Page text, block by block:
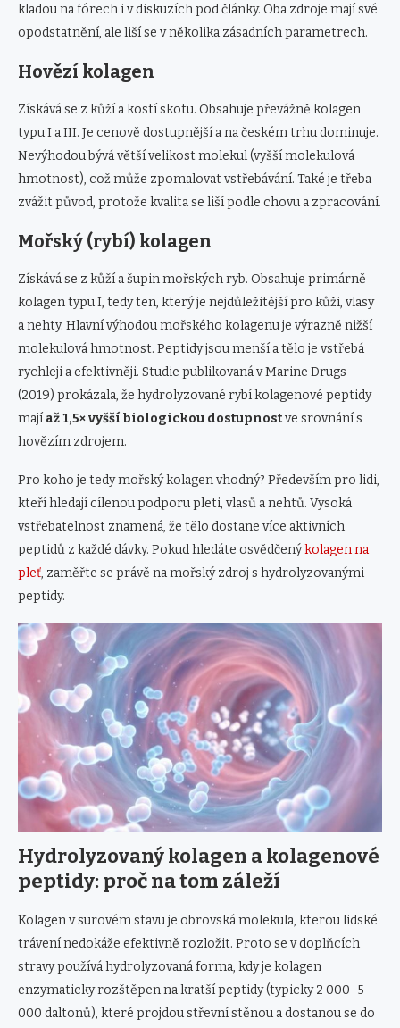
kladou na fórech i v diskuzích pod články. Oba zdroje mají své
opodstatnění, ale liší se v několika zásadních parametrech.
Hovězí kolagen
Získává se z kůží a kostí skotu. Obsahuje převážně kolagen
typu I a III. Je cenově dostupnější a na českém trhu dominuje.
Nevýhodou bývá větší velikost molekul (vyšší molekulová
hmotnost), což může zpomalovat vstřebávání. Také je třeba
zvážit původ, protože kvalita se liší podle chovu a zpracování.
Mořský (rybí) kolagen
Získává se z kůží a šupin mořských ryb. Obsahuje primárně
kolagen typu I, tedy ten, který je nejdůležitější pro kůži, vlasy
a nehty. Hlavní výhodou mořského kolagenu je výrazně nižší
molekulová hmotnost. Peptidy jsou menší a tělo je vstřebá
rychleji a efektivněji. Studie publikovaná v Marine Drugs
(2019) prokázala, že hydrolyzované rybí kolagenové peptidy
mají až 1,5× vyšší biologickou dostupnostve srovnání s
hovězím zdrojem.
Pro koho je tedy mořský kolagen vhodný? Především pro lidi,
kteří hledají cílenou podporu pleti, vlasů a nehtů. Vysoká
vstřebatelnost znamená, že tělo dostane více aktivních
peptidů z každé dávky. Pokud hledáte osvědčenýkolagen na
pleť, zaměřte se právě na mořský zdroj s hydrolyzovanými
peptidy.
Hydrolyzovaný kolagen a kolagenové
peptidy: proč na tom záleží
Kolagen v surovém stavu je obrovská molekula, kterou lidské
trávení nedokáže efektivně rozložit. Proto se v doplňcích
stravy používá hydrolyzovaná forma, kdy je kolagen
enzymaticky rozštěpen na kratší peptidy (typicky 2 000–5
000 daltonů), které projdou střevní stěnou a dostanou se do